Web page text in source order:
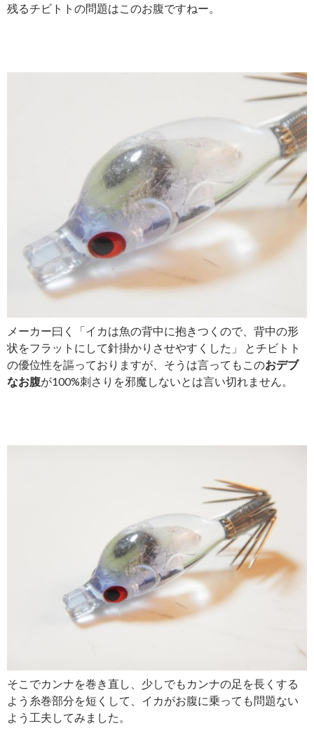
残るチビトトの問題はこのお腹ですねー。
メーカー曰く「イカは魚の背中に抱きつくので、背中の形
状をフラットにして針掛かりさせやすくした」 とチビトト
の優位性を謳っておりますが、そうは言ってもこのおデブ
なお腹が100%刺さりを邪魔しないとは言い切れません。
そこでカンナを巻き直し、少しでもカンナの足を長くする
よう糸巻部分を短くして、イカがお腹に乗っても問題ない
よう工夫してみました。